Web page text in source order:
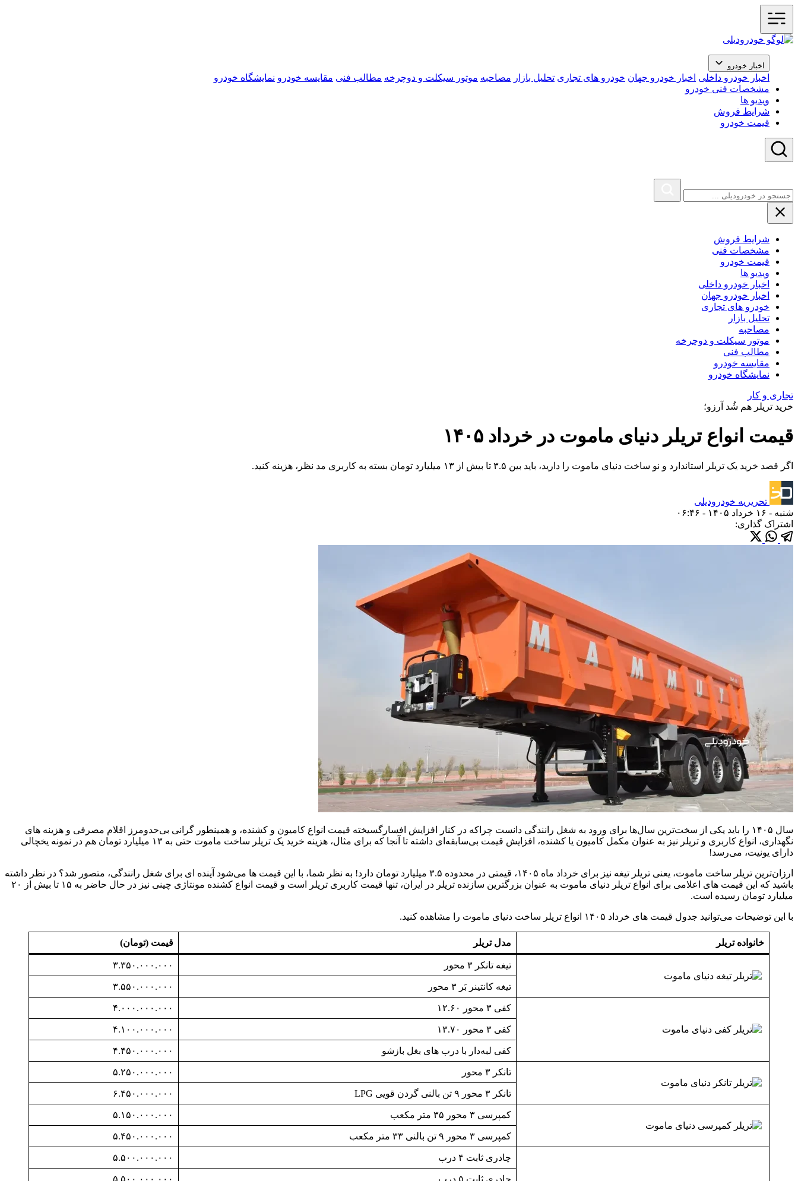
اخبار خودرو
اخبار خودرو داخلی اخبار خودرو جهان خودرو های تجاری تحلیل بازار مصاحبه موتور سیکلت و دوچرخه مطالب فنی مقایسه خودرو نمایشگاه خودرو
مشخصات فنی خودرو
ویدیو ها
شرایط فروش
قیمت خودرو
شرایط فروش
مشخصات فنی
قیمت خودرو
ویدیو ها
اخبار خودرو داخلی
اخبار خودرو جهان
خودرو های تجاری
تحلیل بازار
مصاحبه
موتور سیکلت و دوچرخه
مطالب فنی
مقایسه خودرو
نمایشگاه خودرو
تجاری و کار
خرید تریلر هم شُد آرزو؛
قیمت انواع تریلر دنیای ماموت در خرداد ۱۴۰۵
اگر قصد خرید یک تریلر استاندارد و نو ساخت دنیای ماموت را دارید، باید بین ۳.۵ تا بیش از ۱۳ میلیارد تومان بسته به کاربری مد نظر، هزینه کنید.
تحریریه خودرودیلی
شنبه - ۱۶ خرداد ۱۴۰۵ - ۰۶:۴۶
اشتراک گذاری:
سال ۱۴۰۵ را باید یکی از سخت‌ترین سال‌ها برای ورود به شغل رانندگی دانست چراکه در کنار افزایش افسارگسیخته قیمت انواع کامیون و کشنده، و همینطور گرانی بی‌حدومرز اقلام مصرفی و هزینه های
نگهداری، انواع کاربری و تریلر نیز به عنوان مکمل کامیون یا کشنده، افزایش قیمت بی‌سابقه‌ای داشته تا آنجا که برای مثال، هزینه خرید یک تریلر ساخت ماموت حتی به ۱۳ میلیارد تومان هم در نمونه یخچالی
دارای یونیت، می‌رسد!
ارزان‌ترین تریلر ساخت ماموت، یعنی تریلر تیغه نیز برای خرداد ماه ۱۴۰۵، قیمتی در محدوده ۳.۵ میلیارد تومان دارد! به نظر شما، با این قیمت ها می‌شود آینده ای برای شغل رانندگی، متصور شد؟ در نظر داشته
باشید که این قیمت های اعلامی برای انواع تریلر دنیای ماموت به عنوان بزرگترین سازنده تریلر در ایران، تنها قیمت کاربری تریلر است و قیمت انواع کشنده مونتاژی چینی نیز در حال حاضر به ۱۵ تا بیش از ۲۰
میلیارد تومان رسیده است.
با این توضیحات می‌توانید جدول قیمت های خرداد ۱۴۰۵ انواع تریلر ساخت دنیای ماموت را مشاهده کنید.
خانواده تریلر مدل تریلر قیمت (تومان)
تیغه تانکر ۳ محور ۳.۳۵۰.۰۰۰.۰۰۰
تیغه کانتینر بَر ۳ محور ۳.۵۵۰.۰۰۰.۰۰۰
کفی ۳ محور ۱۲.۶۰ ۴.۰۰۰.۰۰۰.۰۰۰
کفی ۳ محور ۱۳.۷۰ ۴.۱۰۰.۰۰۰.۰۰۰
کفی لبه‌دار با درب های بغل بازشو ۴.۴۵۰.۰۰۰.۰۰۰
تانکر ۳ محور ۵.۲۵۰.۰۰۰.۰۰۰
تانکر ۳ محور ۹ تن بالنی گردن قویی LPG ۶.۴۵۰.۰۰۰.۰۰۰
کمپرسی ۳ محور ۳۵ متر مکعب ۵.۱۵۰.۰۰۰.۰۰۰
کمپرسی ۳ محور ۹ تن بالنی ۳۳ متر مکعب ۵.۴۵۰.۰۰۰.۰۰۰
چادری ثابت ۴ درب ۵.۵۰۰.۰۰۰.۰۰۰
چادری ثابت ۵ درب ۵.۵۰۰.۰۰۰.۰۰۰